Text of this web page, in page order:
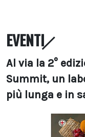
EVENTI
Al via la 2°
Summit, un
più lunga e in